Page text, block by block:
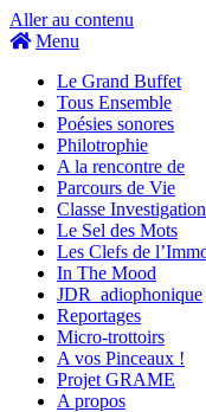
Aller au contenu
Menu
Le Grand Buffet
Tous Ensemble
Poésies sonores
Philotrophie
A la rencontre de
Parcours de Vie
Classe Investigation
Le Sel des Mots
Les Clefs de
In The Mood
JDR_adiophonique
Reportages
Micro-trottoirs
A vos Pinceaux !
Projet GRAME
A propos